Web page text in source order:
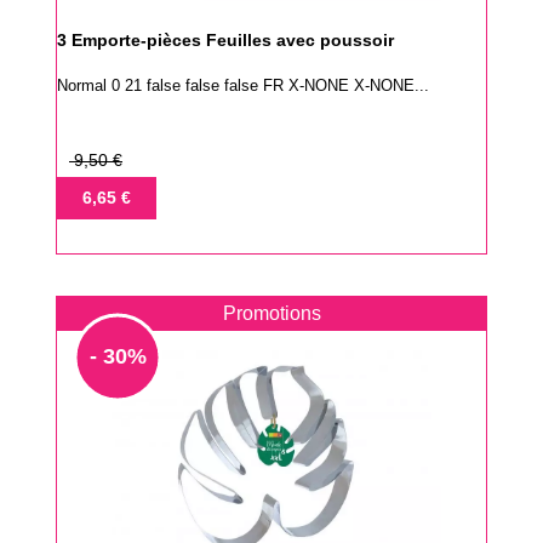
3 Emporte-pièces Feuilles avec poussoir
Normal 0 21 false false false FR X-NONE X-NONE...
Prix
base
9,50 €
Prix6,65 €
Promotions
- 30%